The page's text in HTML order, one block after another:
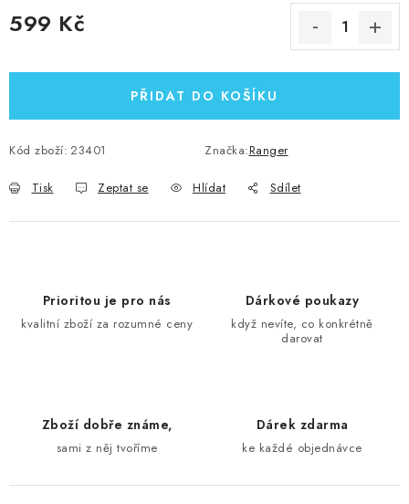
599 Kč
PŘIDAT DO KOŠÍKU
Kód zboží: 23401 Značka:Ranger
Tisk Zeptat se Hlídat Sdílet
Prioritou je pro nás
kvalitní zboží za rozumné ceny
Dárkové poukazy
když nevíte, co konkrétně
darovat
Zboží dobře známe,
sami z něj tvoříme
Dárek zdarma
ke každé objednávce